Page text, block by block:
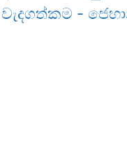
වැදගත්කම -